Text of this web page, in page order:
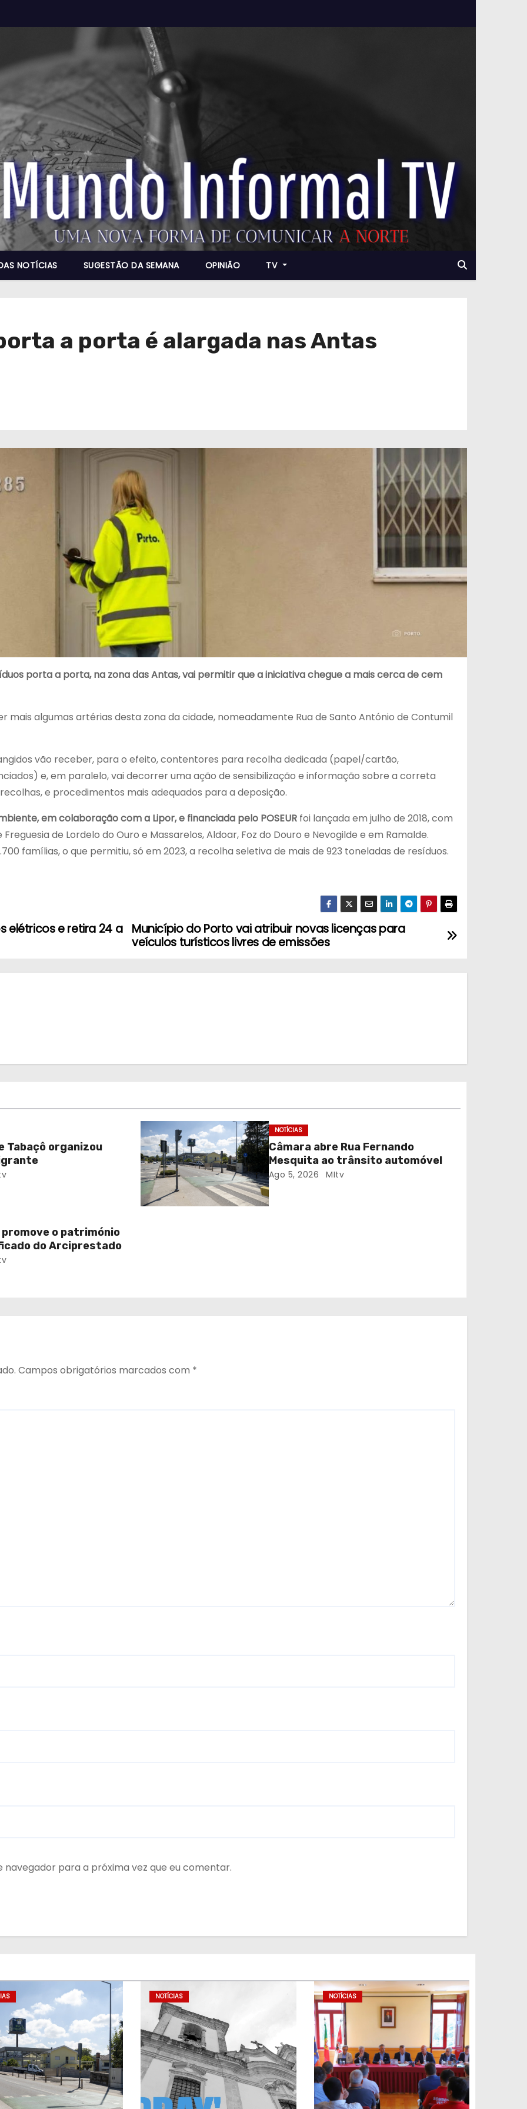
NOTÍCIAS SUGESTÃO DA SEMANA OPINIÃO TV
a porta é alargada nas Antas
porta a porta, na zona das Antas, vai permitir que a iniciativa chegue a mais cerca de cem
mais algumas artérias desta zona da cidade, nomeadamente Rua de Santo António de Contumil
vão receber, para o efeito, contentores para recolha dedicada (papel/cartão,
e, em paralelo, vai decorrer uma ação de sensibilização e informação sobre a correta
e procedimentos mais adequados para a deposição.
em colaboração com a Lipor, e financiada pelo POSEUR foi lançada em julho de 2018, com
de Lordelo do Ouro e Massarelos, Aldoar, Foz do Douro e Nevogilde e em Ramalde.
famílias, o que permitiu, só em 2023, a recolha seletiva de mais de 923 toneladas de resíduos.
Município do Porto vai atribuir novas licenças para
veículos turísticos livres de emissões
elétricos e retira 24 a
Tabaçô organizou
NOTÍCIAS
Câmara abre Rua Fernando
Mesquita ao trânsito automóvel
Ago 5, 2026 MItv
promove o património
do Arciprestado
Campos obrigatórios marcados com *
para a próxima vez que eu comentar.
NOTÍCIAS NOTÍCIAS